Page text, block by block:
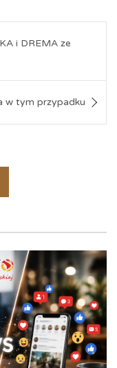
i DREMA ze
w tym przypadku